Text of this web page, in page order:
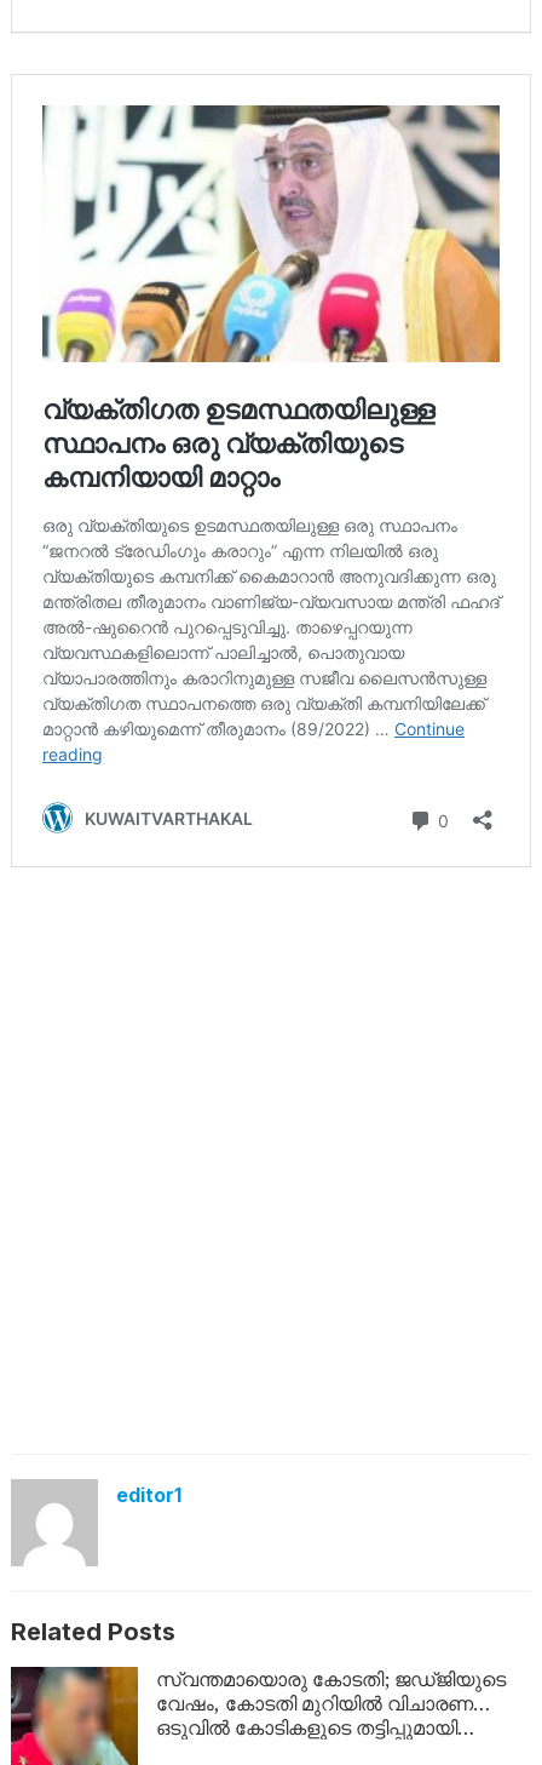
editor1
Related Posts
സ്വന്തമായൊരു കോടതി; ജഡ്ജിയുടെ
വേഷം, കോടതി മുറിയിൽ വിചാരണ…
ഒടുവിൽ കോടികളുടെ തട്ടിപ്പുമായി